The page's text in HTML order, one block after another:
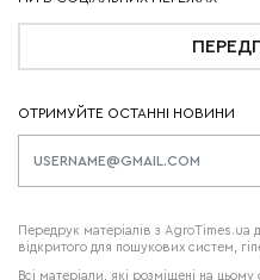
ОТРИМУЙТЕ ОСТАННІ НОВИНИ
Передрук матеріалів з AgroTimes.ua
відкритого для пошукових систем,
Всі матеріали, які розміщені на